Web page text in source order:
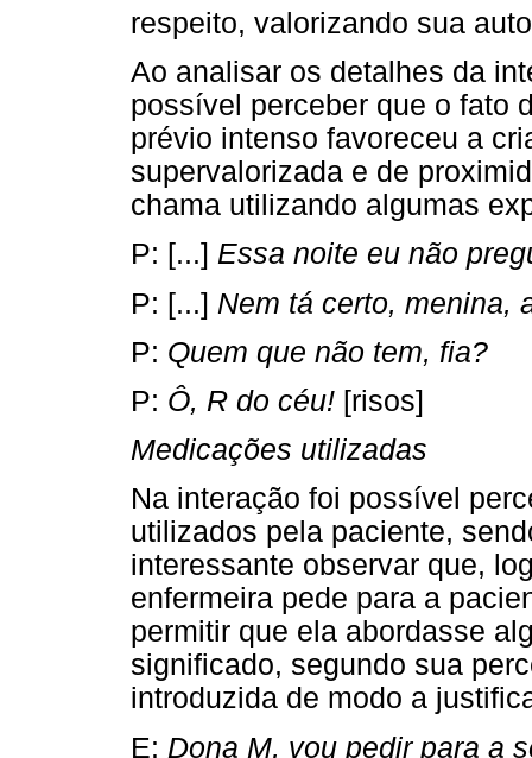
respeito, valorizando sua
Ao analisar os detalhes da
possível perceber que o fato
prévio intenso favoreceu a
supervalorizada e de
chama utilizando algumas
P: [...] Essa noite eu não
P: [...] Nem tá certo, menina,
P: Quem que não tem, fia?
P: Ô, R do céu! [risos]
Medicações utilizadas
Na interação foi possível
utilizados pela paciente,
interessante observar que,
enfermeira pede para a
permitir que ela abordasse
significado, segundo sua
introduzida de modo a
E: Dona M, vou pedir para a